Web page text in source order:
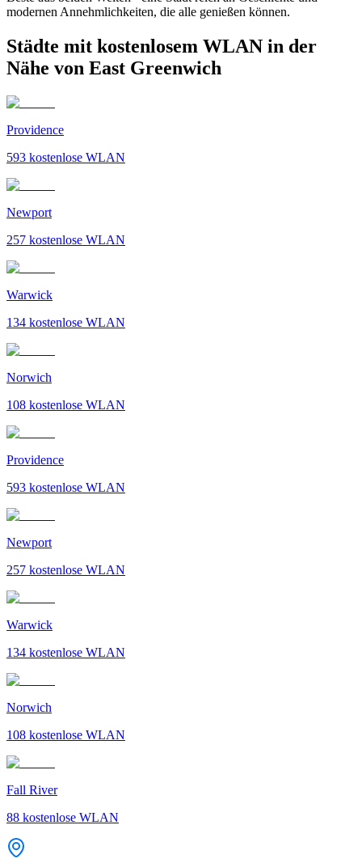
modernen Annehmlichkeiten, die alle genießen können.
Städte mit kostenlosem WLAN in der
Nähe von East Greenwich
Providence
593 kostenlose WLAN
Newport
257 kostenlose WLAN
Warwick
134 kostenlose WLAN
Norwich
108 kostenlose WLAN
Providence
593 kostenlose WLAN
Newport
257 kostenlose WLAN
Warwick
134 kostenlose WLAN
Norwich
108 kostenlose WLAN
Fall River
88 kostenlose WLAN